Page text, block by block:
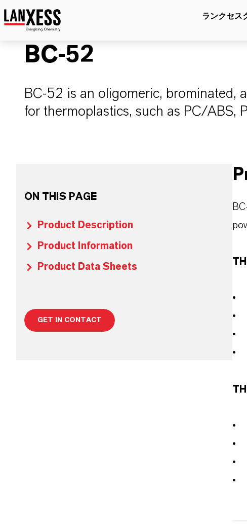
ランクセス
BC-52
BC-52 is an oligomeric, brominated,
for thermoplastics, such as PC/ABS,
ON THIS PAGE
Product Description
Product Information
Product Data Sheets
GET IN CONTACT
•
•
•
•
•
•
•
•